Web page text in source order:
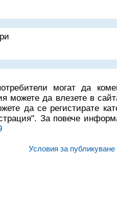
могат да
можете да влезете в
да се регистирате
За повече
Условия за